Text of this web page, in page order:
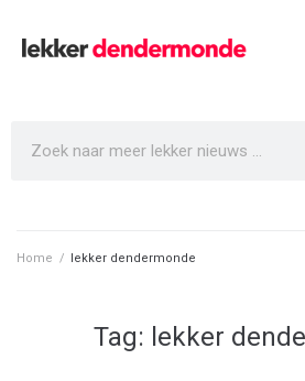
Home / lekker dendermonde
Tag: lekker